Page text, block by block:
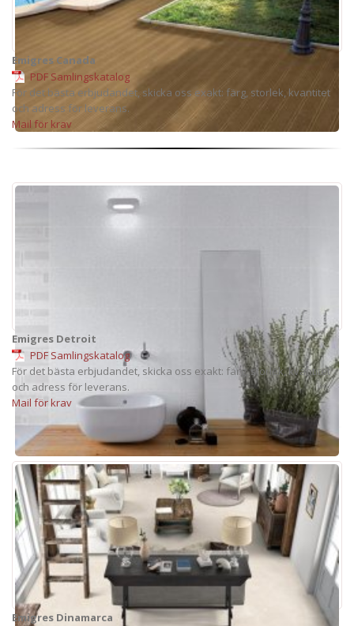
Emigres Canada
PDF Samlingskatalog
För det bästa erbjudandet, skicka oss exakt: färg, storlek, kvantitet
och adress för leverans.
Mail för krav
Emigres Detroit
PDF Samlingskatalog
För det bästa erbjudandet, skicka oss exakt: färg, storlek, kvantitet
och adress för leverans.
Mail för krav
Emigres Dinamarca